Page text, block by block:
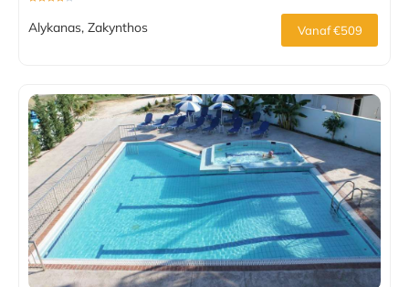
Alykanas, Zakynthos Vanaf €509